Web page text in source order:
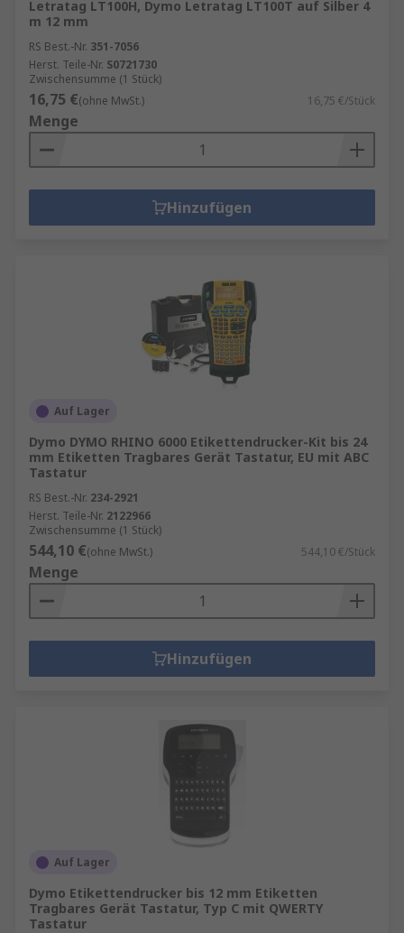
Letratag LT100H, Dymo Letratag LT100T auf Silber 4
m 12 mm
RS Best.-Nr. 351-7056
Herst. Teile-Nr. S0721730
Zwischensumme (1 Stück)
16,75 €(ohne MwSt.) 16,75 €/Stück
Menge
Hinzufügen
Auf Lager
Dymo DYMO RHINO 6000 Etikettendrucker-Kit bis 24
mm Etiketten Tragbares Gerät Tastatur, EU mit ABC
Tastatur
RS Best.-Nr. 234-2921
Herst. Teile-Nr. 2122966
Zwischensumme (1 Stück)
544,10 €(ohne MwSt.) 544,10 €/Stück
Menge
Hinzufügen
Auf Lager
Dymo Etikettendrucker bis 12 mm Etiketten
Tragbares Gerät Tastatur, Typ C mit QWERTY
Tastatur